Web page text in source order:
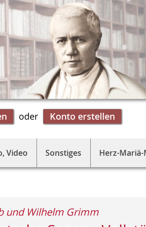
Konto erstellen
Video Sonstiges Herz-
und Wilhelm Grimm